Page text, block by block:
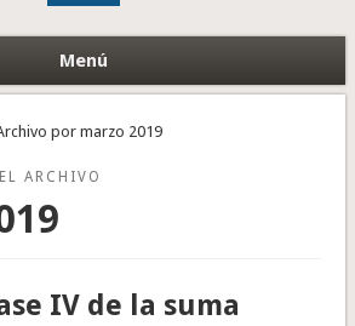
Menú
por marzo 2019
ARCHIVO
IV de la suma